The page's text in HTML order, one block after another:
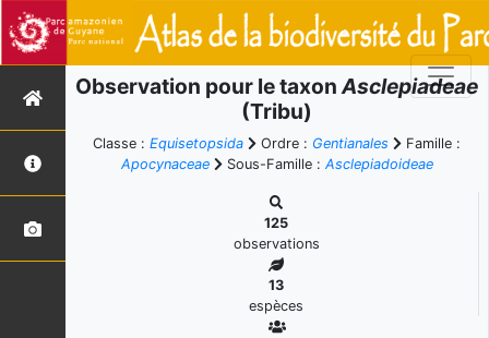
Observation pour le taxonAsclepiadeae
(Tribu)
Classe : Equisetopsida Ordre : Gentianales
Famille :
Apocynaceae
Sous-Famille : Asclepiadoideae
125
observations
13
espèces